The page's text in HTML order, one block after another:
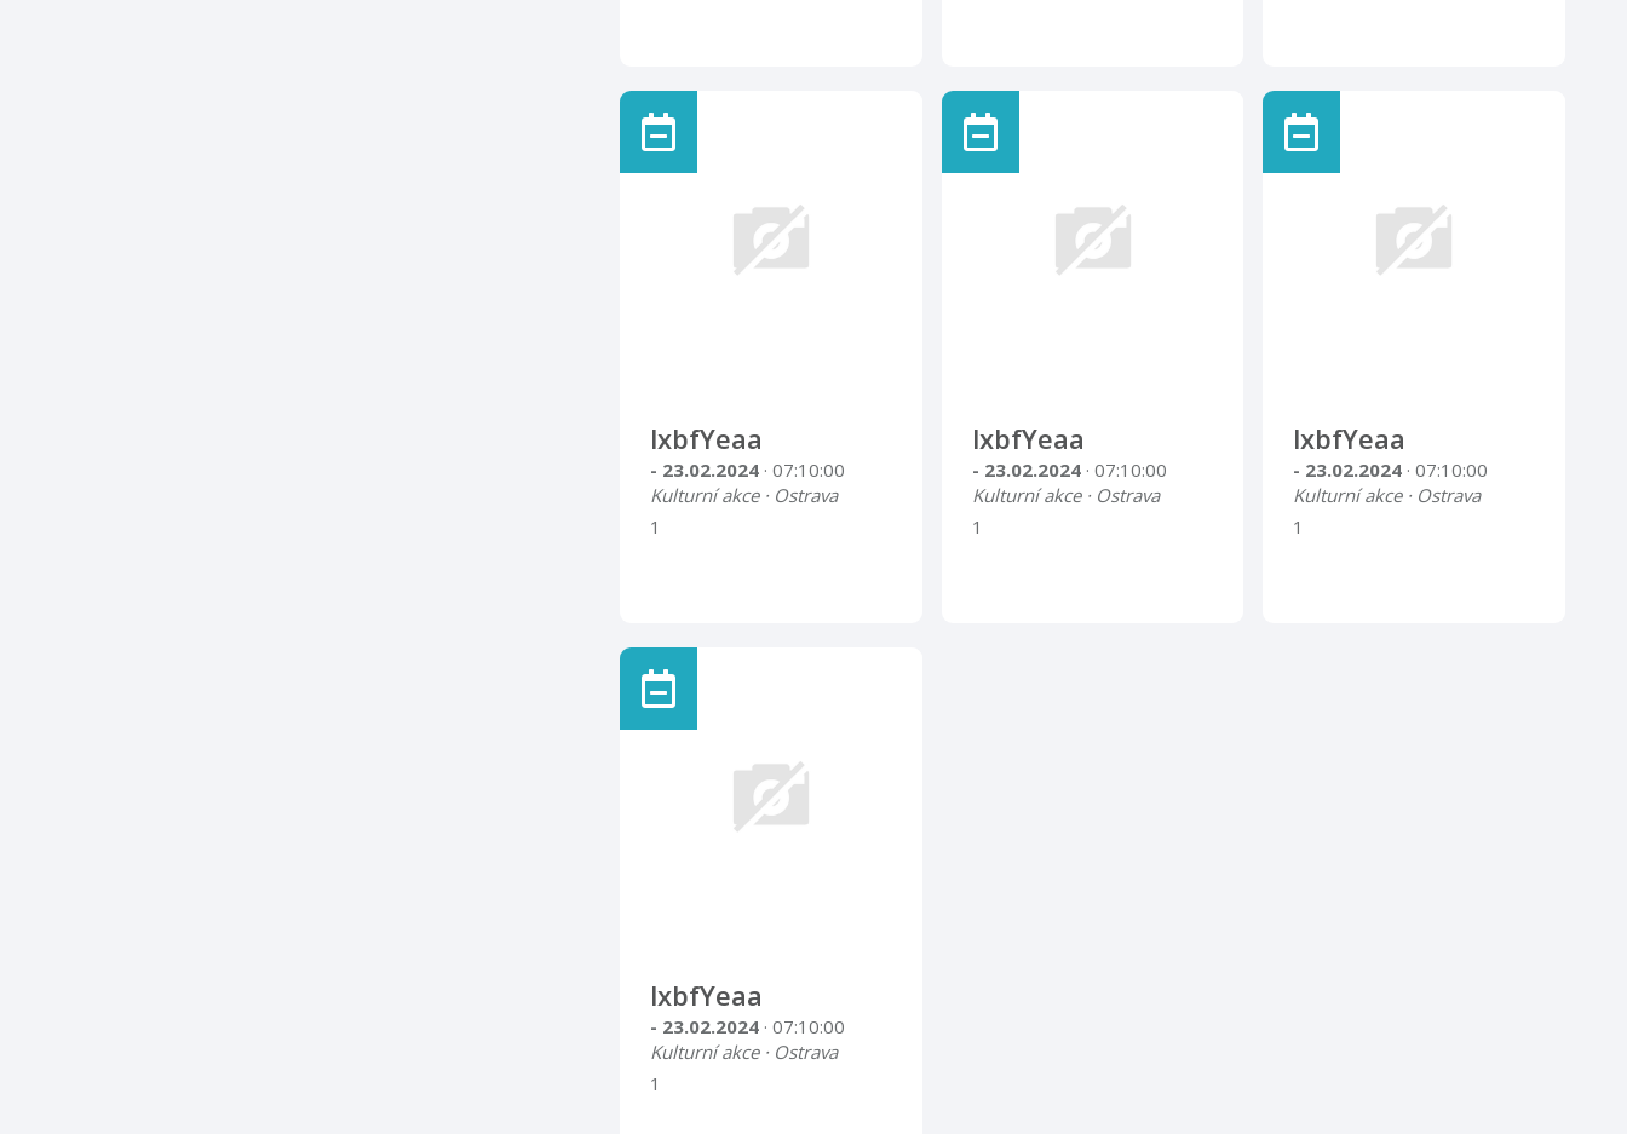
lxbfYeaa
- 23.02.2024 · 07:10:00
Kulturní akce · Ostrava
1
lxbfYeaa
- 23.02.2024 · 07:10:00
Kulturní akce · Ostrava
1
lxbfYeaa
- 23.02.2024 · 07:10:00
Kulturní akce · Ostrava
1
lxbfYeaa
- 23.02.2024 · 07:10:00
Kulturní akce · Ostrava
1